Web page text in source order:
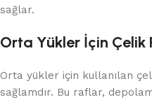
sağlar.
Orta Yükler İçin Çelik
Orta yükler için kullanılan
sağlamdır. Bu raflar,